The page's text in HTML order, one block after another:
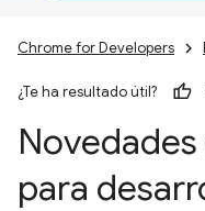
Chrome for Developers
¿Te ha resultado útil?
para